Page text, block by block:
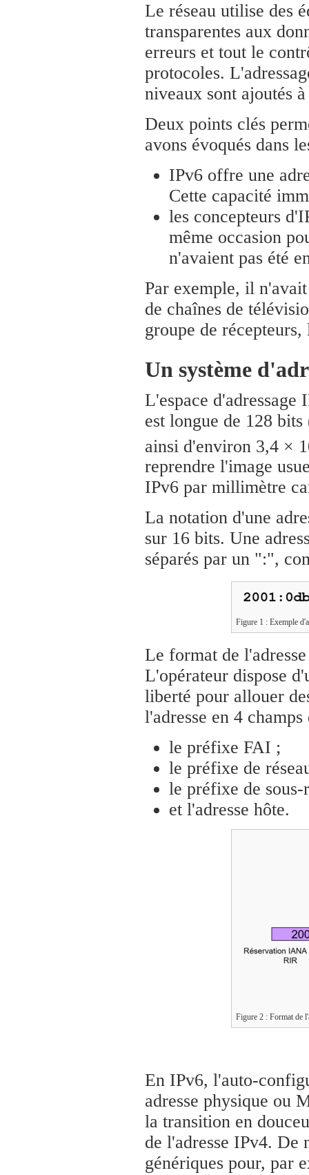
Le réseau utilise des
transparentes aux
erreurs et tout le
protocoles.
niveaux sont ajoutés
Deux points clés
avons évoqués dans
IPv6 offre une
Cette capacité
les concepteurs
même occasion
n'avaient pas été
Par exemple, il
de chaînes de
groupe de
Un système
L'espace d'adressage
est longue de 128
ainsi d'environ 3,4 ×
reprendre l'image
IPv6 par millimètre
La notation d'une
sur 16 bits. Une
séparés par un ":",
Figure 1 : Exemple
Le format de
L'opérateur dispose
liberté pour allouer
l'adresse en 4
le préfixe FAI ;
le préfixe de
le préfixe de sous-
et l'adresse hôte.
Figure 2 : Format de
En IPv6, l'auto-
adresse physique ou
la transition en
de l'adresse IPv4. De
génériques pour, par